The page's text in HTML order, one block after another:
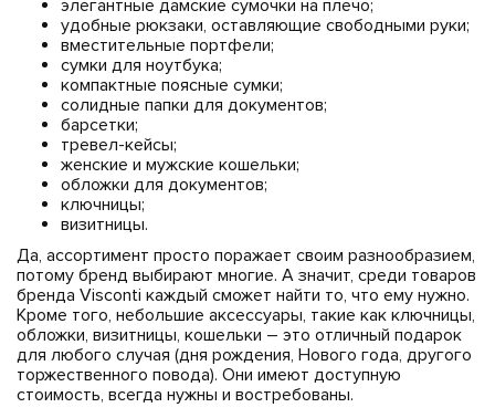
Показать все
Показать все
ЧЕХЛЫ ДЛЯ НОУТБУКОВ
Показать все
элегантные дамские сумочки на плечо;
удобные рюкзаки, оставляющие свободными руки;
вместительные портфели;
сумки для ноутбука;
компактные поясные сумки;
солидные папки для документов;
барсетки;
тревел-кейсы;
женские и мужские кошельки;
обложки для документов;
ключницы;
визитницы.
Да, ассортимент просто поражает своим разнообразием,
потому бренд выбирают многие. А значит, среди товаров
бренда Visconti каждый сможет найти то, что ему нужно.
Кроме того, небольшие аксессуары, такие как ключницы,
обложки, визитницы, кошельки – это отличный подарок
для любого случая (дня рождения, Нового года, другого
торжественного повода). Они имеют доступную
стоимость, всегда нужны и востребованы.